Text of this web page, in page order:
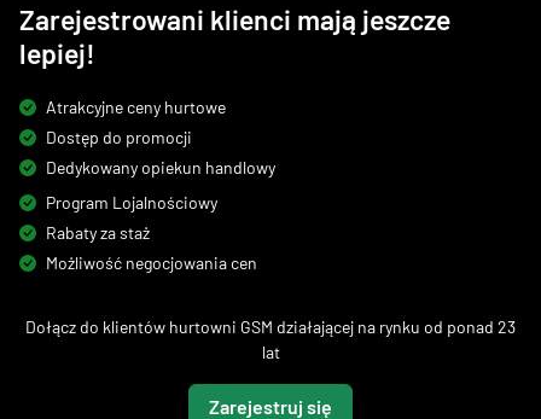
Zarejestrowani klienci mają jeszcze
lepiej!
Atrakcyjne ceny hurtowe
Dostęp do promocji
Dedykowany opiekun handlowy
Program Lojalnościowy
Rabaty za staż
Możliwość negocjowania cen
Dołącz do klientów hurtowni GSM działającej na rynku od ponad 23
lat
Zarejestruj się